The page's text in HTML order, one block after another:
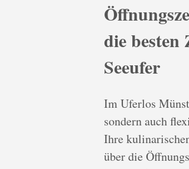
die
Seeufer
Im Uferlos
sondern auch
Ihre
über die